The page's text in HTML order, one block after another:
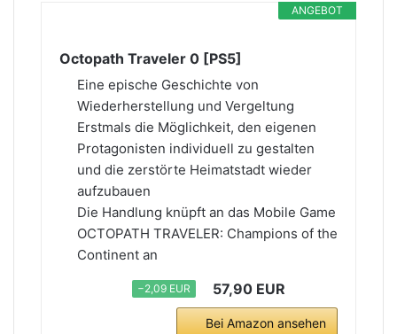
ANGEBOT
Octopath Traveler 0 [PS5]
Eine epische Geschichte von
Wiederherstellung und Vergeltung
Erstmals die Möglichkeit, den eigenen
Protagonisten individuell zu gestalten
und die zerstörte Heimatstadt wieder
aufzubauen
Die Handlung knüpft an das Mobile Game
OCTOPATH TRAVELER: Champions of the
Continent an
−2,09 EUR 57,90 EUR
Bei Amazon ansehen